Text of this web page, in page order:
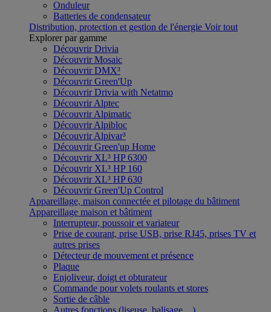
Onduleur
Batteries de condensateur
Distribution, protection et gestion de l'énergie Voir tout
Explorer par gamme
Découvrir Drivia
Découvrir Mosaic
Découvrir DMX³
Découvrir Green'Up
Découvrir Drivia with Netatmo
Découvrir Alptec
Découvrir Alpimatic
Découvrir Alpibloc
Découvrir Alpivar³
Découvrir Green'up Home
Découvrir XL³ HP 6300
Découvrir XL³ HP 160
Découvrir XL³ HP 630
Découvrir Green'Up Control
Appareillage, maison connectée et pilotage du bâtiment
Appareillage maison et bâtiment
Interrupteur, poussoir et variateur
Prise de courant, prise USB, prise RJ45, prises TV et
autres prises
Détecteur de mouvement et présence
Plaque
Enjoliveur, doigt et obturateur
Commande pour volets roulants et stores
Sortie de câble
Autres fonctions (liseuse, balisage,...)